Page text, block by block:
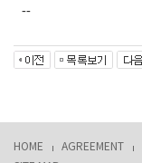
--
HOME AGREEMENT